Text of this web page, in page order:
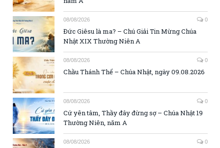
08/08/2026 0
Đức Giêsu là ma? – Chú Giải Tin Mừng Chúa
Nhật XIX Thường Niên A
08/08/2026 0
Chầu Thánh Thể – Chúa Nhật, ngày 09.08.2026
08/08/2026 0
Cứ yên tâm, Thầy đây đừng sợ – Chúa Nhật 19
Thường Niên, năm A
08/08/2026 0